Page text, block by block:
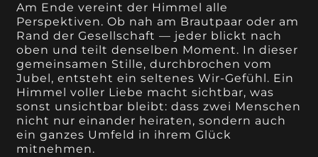
Am Ende vereint der Himmel alle
Perspektiven. Ob nah am Brautpaar oder am
Rand der Gesellschaft — jeder blickt nach
oben und teilt denselben Moment. In dieser
gemeinsamen Stille, durchbrochen vom
Jubel, entsteht ein seltenes Wir-Gefühl. Ein
Himmel voller Liebe macht sichtbar, was
sonst unsichtbar bleibt: dass zwei Menschen
nicht nur einander heiraten, sondern auch
ein ganzes Umfeld in ihrem Glück
mitnehmen.